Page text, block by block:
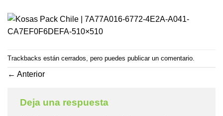
Trackbacks están cerrados, pero puedes publicar un comentario
← Anterior
Deja una respuesta